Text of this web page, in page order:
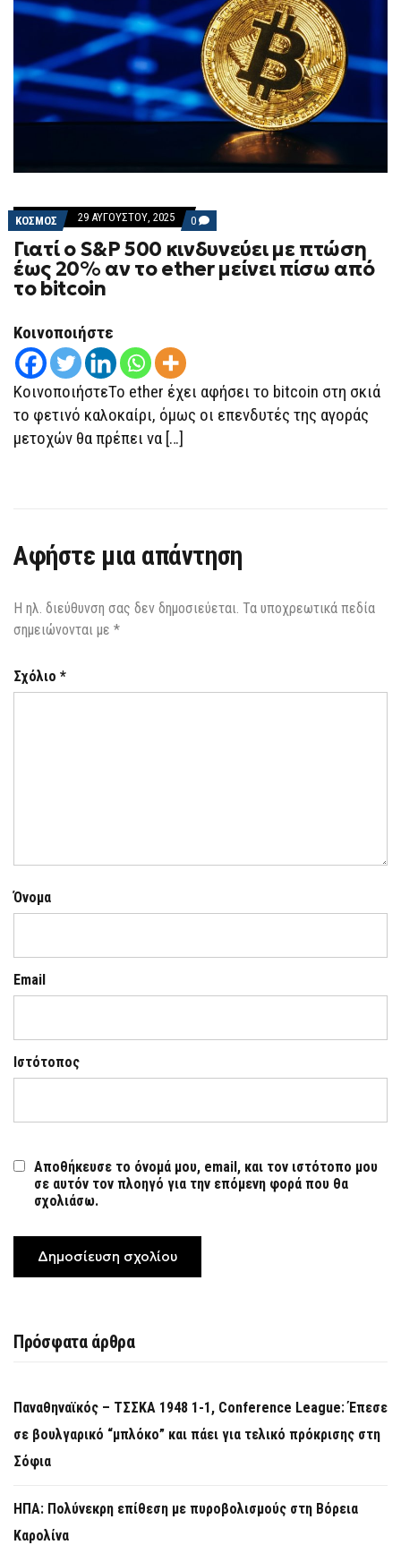
ΚΟΣΜΟΣ 29 ΑΥΓΟΎΣΤΟΥ, 2025 0 COMMENTS
ON
ΓΙΑΤΊ
Ο
S&P
ETHER
ΠΊΣΩ
Γιατί ο S&P 500 κινδυνεύει με πτώση
έως 20% αν το ether μείνει πίσω από
το bitcoin
Κοινοποιήστε
ΚοινοποιήστεΤο ether έχει αφήσει το bitcoin στη σκιά
το φετινό καλοκαίρι, όμως οι επενδυτές της αγοράς
μετοχών θα πρέπει να […]
Αφήστε μια απάντηση
Η ηλ. διεύθυνση σας δεν δημοσιεύεται. Τα υποχρεωτικά πεδία
σημειώνονται με *
Σχόλιο *
Όνομα
Email
Ιστότοπος
Αποθήκευσε το όνομά μου, email, και τον ιστότοπο μου
σε αυτόν τον πλοηγό για την επόμενη φορά που θα
σχολιάσω.
Πρόσφατα άρθρα
Παναθηναϊκός – ΤΣΣΚΑ 1948 1-1, Conference League: Έπεσε
σε βουλγαρικό “μπλόκο” και πάει για τελικό πρόκρισης στη
Σόφια
ΗΠΑ: Πολύνεκρη επίθεση με πυροβολισμούς στη Βόρεια
Καρολίνα